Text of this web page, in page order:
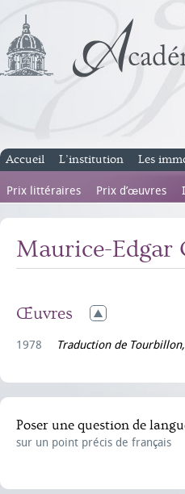
Accueil L’institution Les
Prix littéraires Prix d’œuvres
Maurice-Edgar
Œuvres
1978 Traduction de
Poser une question de
sur un point précis de français